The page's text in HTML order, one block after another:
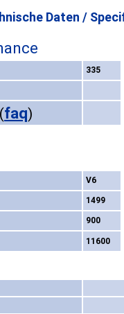
Daten /
335
(faq)
V6
1499
900
11600